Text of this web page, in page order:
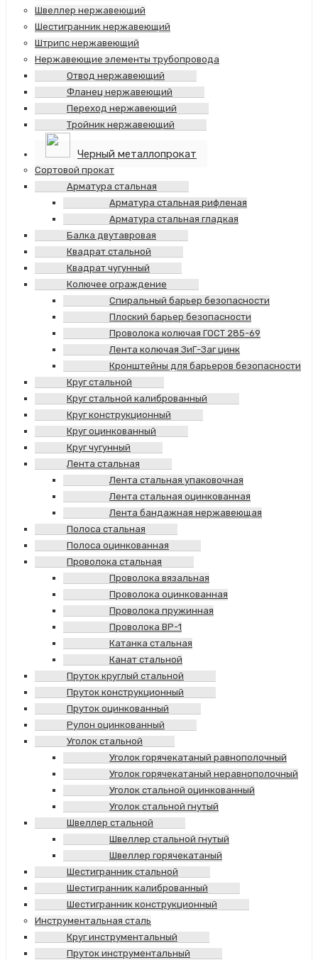
Швеллер нержавеющий
Шестигранник нержавеющий
Штрипс нержавеющий
Нержавеющие элементы трубопровода
Отвод нержавеющий
Фланец нержавеющий
Переход нержавеющий
Тройник нержавеющий
Черный металлопрокат
Сортовой прокат
Арматура стальная
Арматура стальная рифленая
Арматура стальная гладкая
Балка двутавровая
Квадрат стальной
Квадрат чугунный
Колючее ограждение
Спиральный барьер безопасности
Плоский барьер безопасности
Проволока колючая ГОСТ 285-69
Лента колючая ЗиГ-Заг цинк
Кронштейны для барьеров безопасности
Круг стальной
Круг стальной калиброванный
Круг конструкционный
Круг оцинкованный
Круг чугунный
Лента стальная
Лента стальная упаковочная
Лента стальная оцинкованная
Лента бандажная нержавеющая
Полоса стальная
Полоса оцинкованная
Проволока стальная
Проволока вязальная
Проволока оцинкованная
Проволока пружинная
Проволока ВР-1
Катанка стальная
Канат стальной
Пруток круглый стальной
Пруток конструкционный
Пруток оцинкованный
Рулон оцинкованный
Уголок стальной
Уголок горячекатаный равнополочный
Уголок горячекатаный неравнополочный
Уголок стальной оцинкованный
Уголок стальной гнутый
Швеллер стальной
Швеллер стальной гнутый
Швеллер горячекатаный
Шестигранник стальной
Шестигранник калиброванный
Шестигранник конструкционный
Инструментальная сталь
Круг инструментальный
Пруток инструментальный